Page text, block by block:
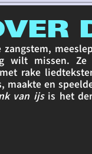
zangstem,
wilt missen.
rake
maakte en
van ijs is het